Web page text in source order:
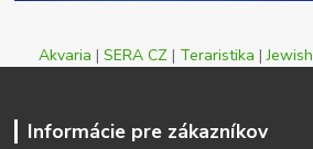
Akvaria | SERA CZ | Teraristika |Jewish
Informácie pre zákazníkov